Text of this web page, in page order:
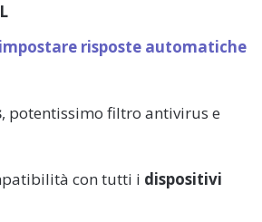
impostare risposte automatiche
, potentissimo filtro antivirus e
con tutti i dispositivi